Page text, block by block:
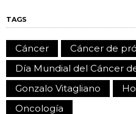
TAGS
Cáncer
Cáncer de
Día Mundial del Cáncer
Gonzalo Vitagliano
Oncología